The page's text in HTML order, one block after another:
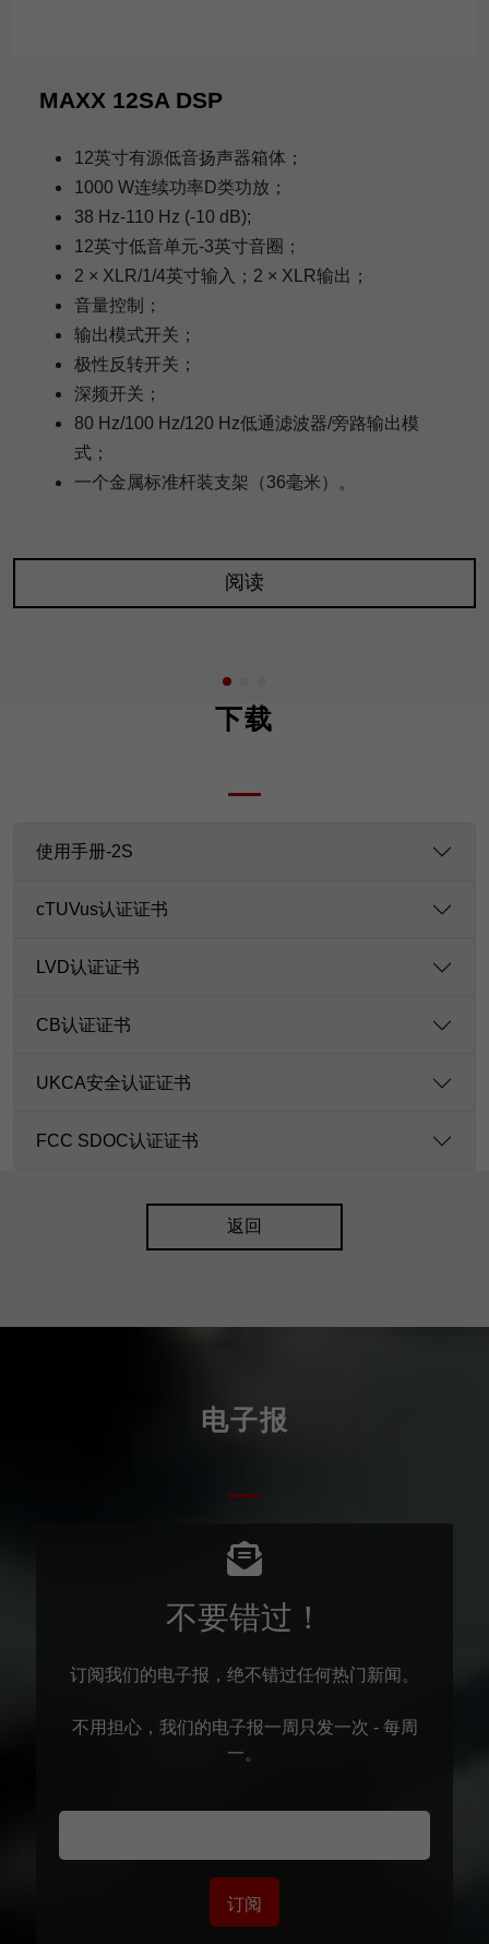
MAXX 12SA DSP
12英寸有源低音扬声器箱体；
1000 W连续功率D类功放；
38 Hz-110 Hz (-10 dB);
12英寸低音单元-3英寸音圈；
2 × XLR/1/4英寸输入；2 × XLR输出；
音量控制；
输出模式开关；
极性反转开关；
深频开关；
80 Hz/100 Hz/120 Hz低通滤波器/旁路输出模
式；
一个金属标准杆装支架（36毫米）。
阅读
下载
使用手册-2S
cTUVus认证证书
LVD认证证书
CB认证证书
UKCA安全认证证书
FCC SDOC认证证书
返回
电子报
不要错过！
订阅我们的电子报，绝不错过任何热门新闻。
不用担心，我们的电子报一周只发一次 - 每周
一。
订阅